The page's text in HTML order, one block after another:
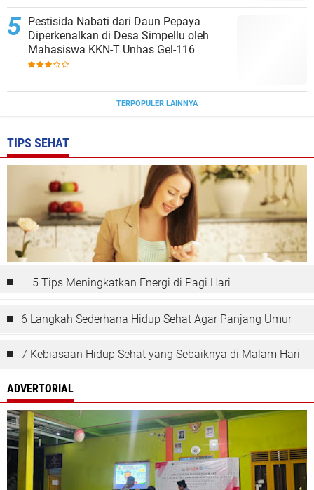
Pestisida Nabati dari Daun Pepaya
Diperkenalkan di Desa Simpellu oleh
Mahasiswa KKN-T Unhas Gel-116
TERPOPULER LAINNYA
TIPS SEHAT
5 Tips Meningkatkan Energi di Pagi Hari
6 Langkah Sederhana Hidup Sehat Agar Panjang Umur
7 Kebiasaan Hidup Sehat yang Sebaiknya di Malam Hari
ADVERTORIAL